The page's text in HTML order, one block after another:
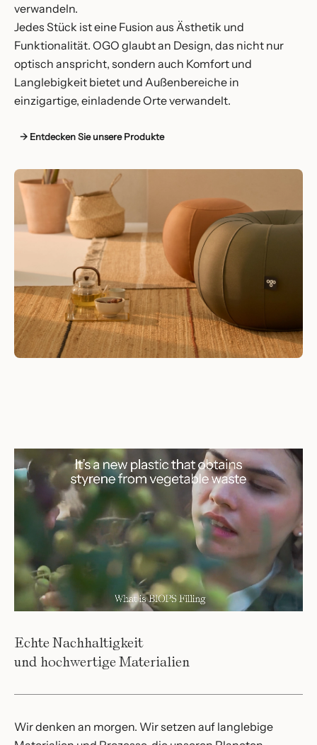
verwandeln.
Jedes Stück ist eine Fusion aus Ästhetik und
Funktionalität. OGO glaubt an Design, das nicht nur
optisch anspricht, sondern auch Komfort und
Langlebigkeit bietet und Außenbereiche in
einzigartige, einladende Orte verwandelt.
→ Entdecken Sie unsere Produkte
Echte Nachhaltigkeit
und hochwertige Materialien
Wir denken an morgen. Wir setzen auf langlebige